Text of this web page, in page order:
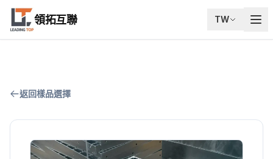
領拓互聯 TW
返回樣品選擇